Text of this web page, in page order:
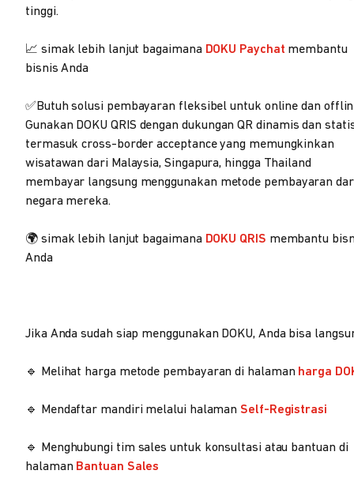
tinggi.
📈 simak lebih lanjut bagaimana DOKU Paychat membantu
bisnis Anda
✅Butuh solusi pembayaran fleksibel untuk online dan
Gunakan DOKU QRIS dengan dukungan QR dinamis dan
termasuk cross-border acceptance yang memungkinkan
wisatawan dari Malaysia, Singapura, hingga Thailand
membayar langsung menggunakan metode pembayaran
negara mereka.
🌍 simak lebih lanjut bagaimana DOKU QRIS membantu
Anda
Jika Anda sudah siap menggunakan DOKU, Anda bisa
🔹 Melihat harga metode pembayaran di halaman harga
🔹 Mendaftar mandiri melalui halaman Self-Registrasi
🔹 Menghubungi tim sales untuk konsultasi atau bantuan di
halaman Bantuan Sales